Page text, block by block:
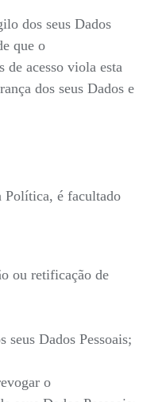
dos seus Dados
que o
de acesso viola esta
dos seus Dados e
Política, é facultado
ou retificação de
seus Dados Pessoais;
o